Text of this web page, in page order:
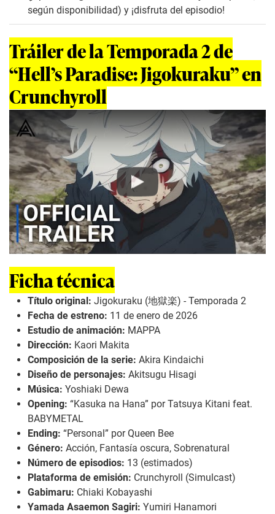
según disponibilidad) y ¡disfruta del episodio!
Tráiler de la Temporada 2 de
“Hell’s Paradise: Jigokuraku” en
Crunchyroll
Play
Ficha técnica
Título original: Jigokuraku (地獄楽) - Temporada 2
Fecha de estreno: 11 de enero de 2026
Estudio de animación: MAPPA
Dirección: Kaori Makita
Composición de la serie: Akira Kindaichi
Diseño de personajes: Akitsugu Hisagi
Música: Yoshiaki Dewa
Opening: “Kasuka na Hana” por Tatsuya Kitani feat.
BABYMETAL
Ending: “Personal” por Queen Bee
Género: Acción, Fantasía oscura, Sobrenatural
Número de episodios: 13 (estimados)
Plataforma de emisión: Crunchyroll (Simulcast)
Gabimaru: Chiaki Kobayashi
Yamada Asaemon Sagiri: Yumiri Hanamori